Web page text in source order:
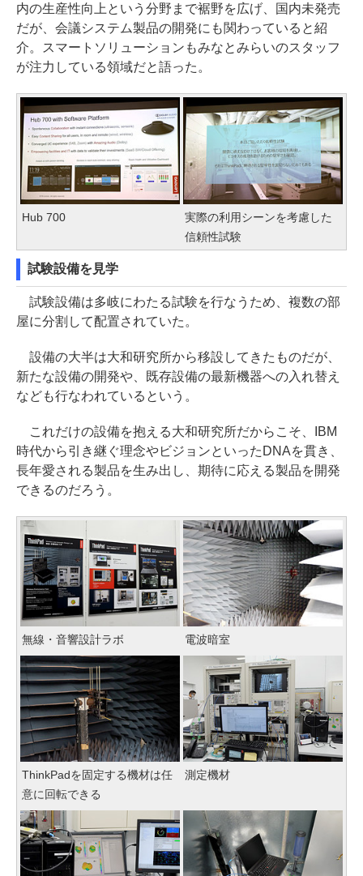
内の生産性向上という分野まで裾野を広げ、国内未発売
だが、会議システム製品の開発にも関わっていると紹
介。スマートソリューションもみなとみらいのスタッフ
が注力している領域だと語った。
Hub 700
実際の利用シーンを考慮した
信頼性試験
試験設備を見学
試験設備は多岐にわたる試験を行なうため、複数の部
屋に分割して配置されていた。
設備の大半は大和研究所から移設してきたものだが、
新たな設備の開発や、既存設備の最新機器への入れ替え
なども行なわれているという。
これだけの設備を抱える大和研究所だからこそ、IBM
時代から引き継ぐ理念やビジョンといったDNAを貫き、
長年愛される製品を生み出し、期待に応える製品を開発
できるのだろう。
無線・音響設計ラボ 電波暗室
ThinkPadを固定する機材は任
意に回転できる
測定機材